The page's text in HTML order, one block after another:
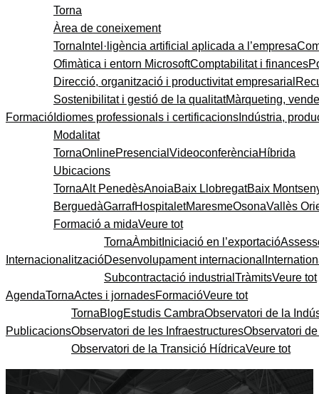
Formació
Torna
Àrea de coneixement
Torna Intel·ligència artificial aplicada a l’empresa
Ofimàtica i entorn MicrosoftComptabilitat i finances
Direcció, organització i productivitat empresarial
Sostenibilitat i gestió de la qualitatMàrqueting,
Idiomes professionals i certificacions Indústria,
Modalitat
TornaOnlinePresencial VideoconferènciaHíbrida
Ubicacions
TornaAlt PenedèsAnoiaBaix LlobregatBaix
BerguedàGarrafHospitaletMaresmeOsonaVallès
Formació a midaVeure tot
Internacionalització
TornaÀmbitIniciació en l’exportació
Desenvolupament internacional
Subcontractació industrial TràmitsVeure tot
AgendaTornaActes i jornadesFormacióVeure tot
Publicacions
TornaBlogEstudis CambraObservatori de la
Observatori de les InfraestructuresObservatori
Observatori de la Transició HídricaVeure tot